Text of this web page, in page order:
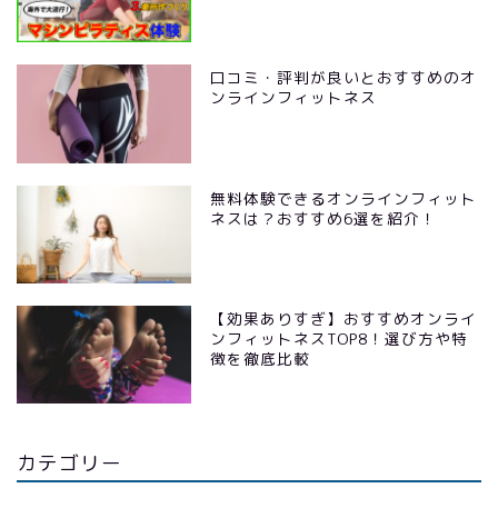
口コミ・評判が良いとおすすめのオ
ンラインフィットネス
無料体験できるオンラインフィット
ネスは？おすすめ6選を紹介！
【効果ありすぎ】おすすめオンライ
ンフィットネスTOP8！選び方や特
徴を徹底比較
カテゴリー